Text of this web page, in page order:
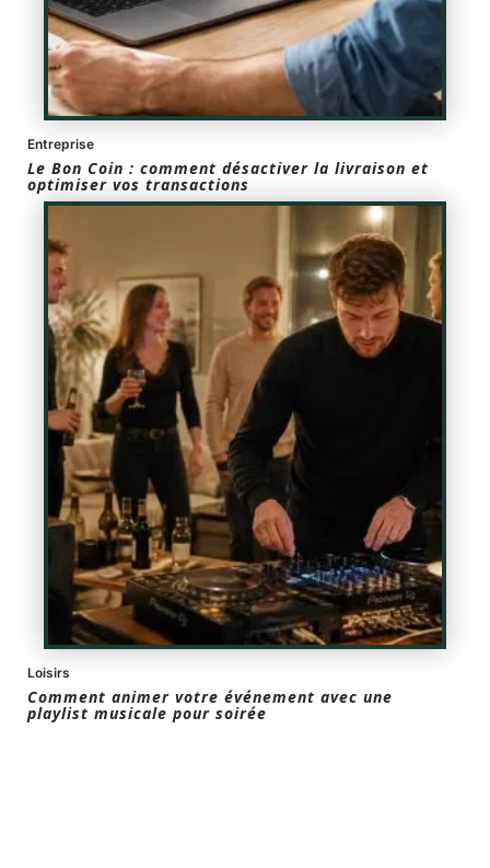
Entreprise
Le Bon Coin : comment désactiver la livraison et
optimiser vos transactions
Loisirs
Comment animer votre événement avec une
playlist musicale pour soirée